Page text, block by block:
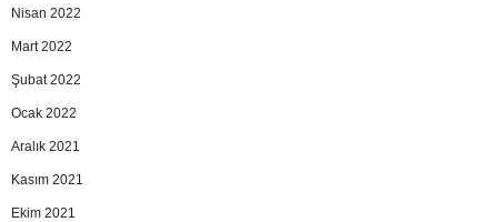
Nisan 2022
Mart 2022
Şubat 2022
Ocak 2022
Aralık 2021
Kasım 2021
Ekim 2021